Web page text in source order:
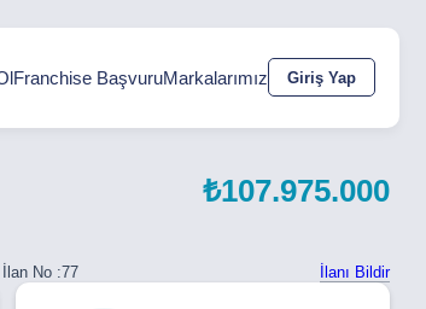
Franchise BaşvuruMarkalarımız Giriş Yap
₺107.975.000
İlan No :77 İlanı Bildir